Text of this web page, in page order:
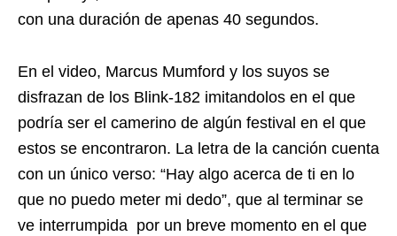
con una duración de apenas 40 segundos.
En el video, Marcus Mumford y los suyos se
disfrazan de los Blink-182 imitandolos en el que
podría ser el camerino de algún festival en el que
estos se encontraron. La letra de la canción cuenta
con un único verso: “Hay algo acerca de ti en lo
que no puedo meter mi dedo”, que al terminar se
ve interrumpida por un breve momento en el que